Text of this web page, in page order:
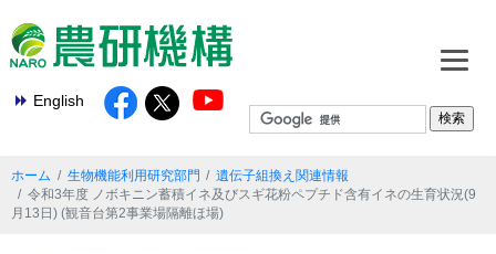
English
ホーム 生物機能利用研究部門
遺伝子組換え関連情報
令和3年度 ノボキニン蓄積イネ及びスギ花粉ペプチド含有イネの生育状況(9
月13日) (観音台第2事業場隔離ほ場)